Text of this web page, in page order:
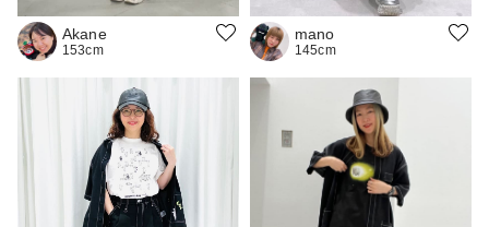
Akane
153cm
mano
145cm